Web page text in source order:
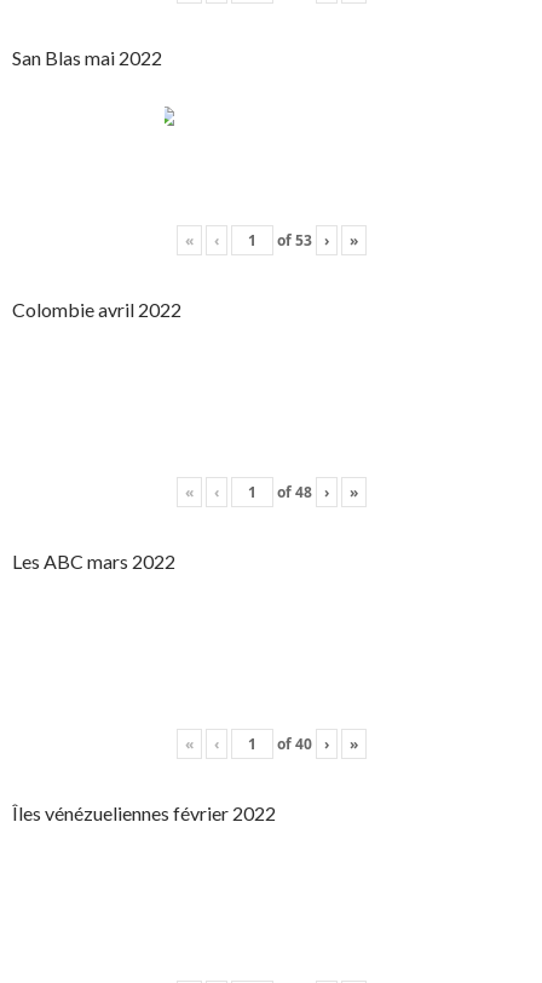
San Blas mai 2022
« ‹ of53 › »
Colombie avril 2022
« ‹ of48 › »
Les ABC mars 2022
« ‹ of40 › »
Îles vénézueliennes février 2022